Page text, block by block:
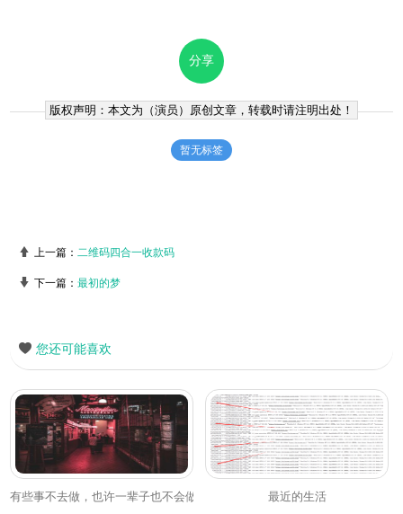
分享
版权声明：本文为（演员 ）原创文章，转载时请注明出处！
暂无标签
上一篇： 二维码四合一收款码
下一篇：最初的梦
您还可能喜欢
有些事不去做，也许一辈子也不会做了！ 最近的生活